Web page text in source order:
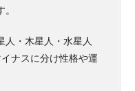
人・木星人・水星人
ナスに分け性格や運